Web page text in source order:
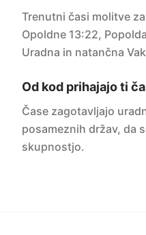
Trenutni časi molitve
Opoldne 13:22,
Uradna in natančna
Od kod prihajajo ti
Čase zagotavljajo
posameznih držav, da
skupnostjo.